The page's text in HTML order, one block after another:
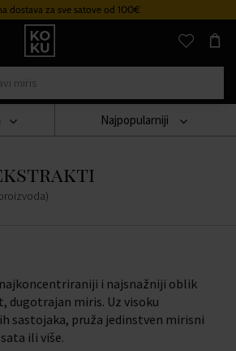
Sustav vjernosti
Originalni
parfemi
satovi
na
mjestu
Ekstrakti
)
Najpopularniji
i najsnažniji oblik
dugotrajan miris. Uz visoku
sastojaka, pruža jedinstven mirisni
ili više.